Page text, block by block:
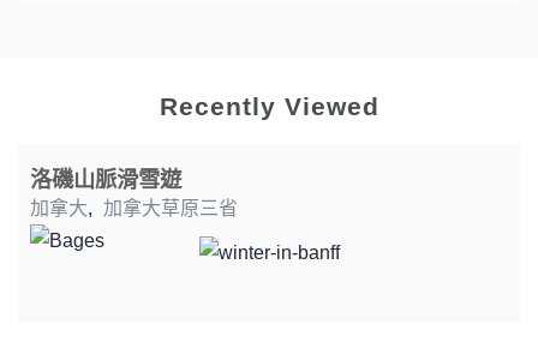
Recently Viewed
洛磯山脈滑雪遊
加拿大, 加拿大草原三省